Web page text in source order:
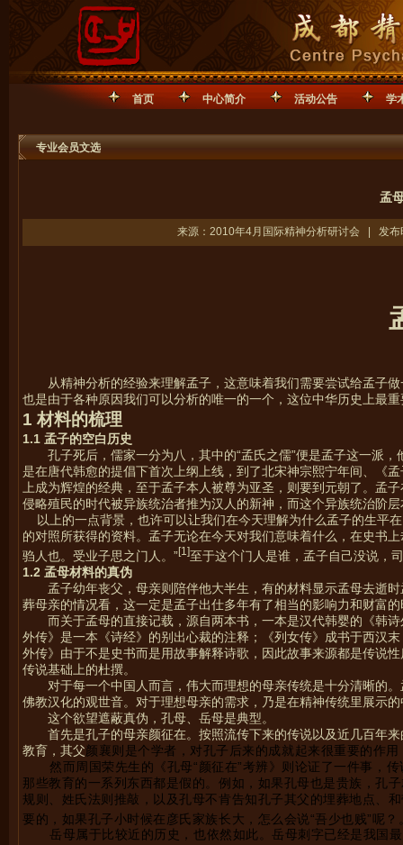
首页 中心简介 活动公告 学
专业会员文选
孟
来源：2010年4月国际精神分析研讨会 | 发
从精神分析的经验来理解孟子，这意味着我们需要尝试给孟子
也是由于各种原因我们可以分析的唯一的一个，这位中华历史上最
1材料的梳理
1.1 孟子的空白历史
孔子死后，儒家一分为八，其中的“孟氏之儒”便是孟子这一派
是在唐代韩愈的提倡下首次上纲上线，到了北宋神宗熙宁年间、《
上成为辉煌的经典，至于孟子本人被尊为亚圣，则要到元朝了。孟
侵略殖民的时代被异族统治者推为汉人的新神，而这个异族统治阶
以上的一点背景，也许可以让我们在今天理解为什么孟子的生平
的对照所获得的资料。孟子无论在今天对我们意味着什么，在史书
驺人也。受业子思之门人。”[1]至于这个门人是谁，孟子自己没说，
1.2 孟母材料的真伪
孟子幼年丧父，母亲则陪伴他大半生，有的材料显示孟母去逝
葬母亲的情况看，这一定是孟子出仕多年有了相当的影响力和财富
而关于孟母的直接记载，源自两本书，一本是汉代韩婴的《韩
外传》是一本《诗经》的别出心裁的注释；《列女传》成书于西汉
外传》由于不是史书而是用故事解释诗歌，因此故事来源都是传说
传说基础上的杜撰。
对于每一个中国人而言，伟大而理想的母亲传统是十分清晰的
佛教汉化的观世音。对于理想母亲的需求，乃是在精神传统里展示
这个欲望遮蔽真伪，孔母、岳母是典型。
首先是孔子的母亲颜征在。按照流传下来的传说以及近几百年
教育，其父颜襄则是个学者，对孔子后来的成就起来很重要的作
然而周国荣先生的《孔母“颜征在”考辨》则论证了一件事，
那些教育的一系列东西都是假的。例如，如果孔母也是贵族，孔
规则、姓氏法则推敲，以及孔母不肯告知孔子其父的埋葬地点、
要的，如果孔子小时候在彦氏家族长大，怎么会说“吾少也贱”呢？
岳母属于比较近的历史，也依然如此。岳母刺字已经是我国